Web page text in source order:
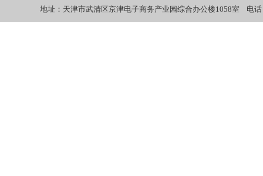
地址：天津市武清区京津电子商务产业园综合办公楼1058室 电